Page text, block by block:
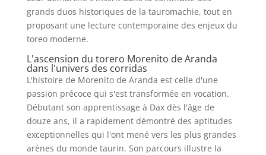
grands duos historiques de la tauromachie, tout en
proposant une lecture contemporaine des enjeux du
toreo moderne.
L'ascension du torero Morenito de Aranda
dans l'univers des corridas
L'histoire de Morenito de Aranda est celle d'une
passion précoce qui s'est transformée en vocation.
Débutant son apprentissage à Dax dès l'âge de
douze ans, il a rapidement démontré des aptitudes
exceptionnelles qui l'ont mené vers les plus grandes
arènes du monde taurin. Son parcours illustre la